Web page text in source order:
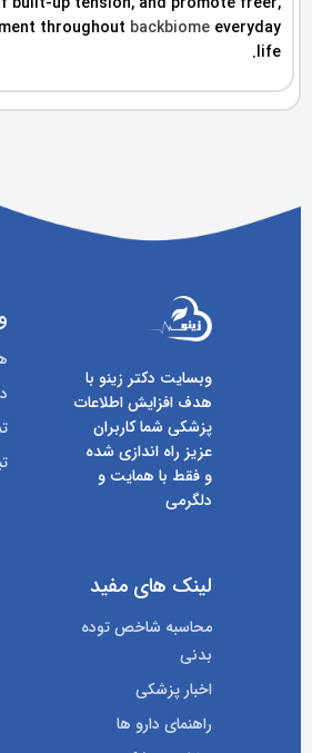
throughout backbiome everyday
life.
وبسایت دکتر زینو با
هدف افزایش اطلاعات
پزشکی شما کاربران
عزیز راه اندازی شده
و فقط با همایت و
دلگرمی
لینک های مفید
محاسبه شاخص توده
بدنی
اخبار پزشکی
راهنمای دارو ها